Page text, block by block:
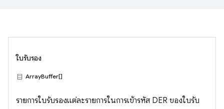
ใบรับรอง
ArrayBuffer[]
รายการใบรับรองแต่ละรายการในการเข้ารหัส DER ของใบรับ